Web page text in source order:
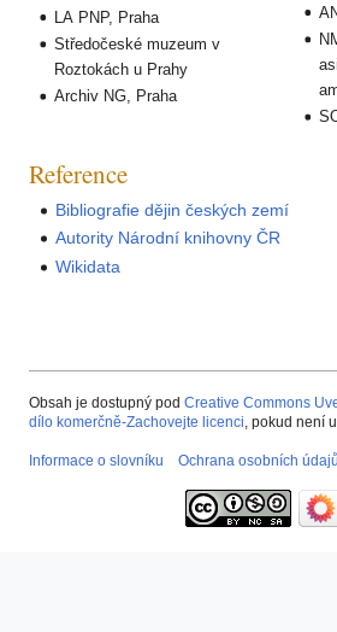
LA PNP, Praha
Středočeské muzeum v
Roztokách u Prahy
Archiv NG, Praha
Reference
Bibliografie dějin českých zemí
Autority Národní knihovny ČR
Wikidata
Obsah je dostupný pod Creative Commons
dílo komerčně-Zachovejte licenci, pokud není
Informace o slovníku Ochrana osobních údajů